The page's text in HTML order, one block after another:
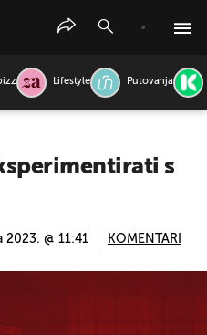
Lifestyle Putovanja
s
2023. @ 11:41 KOMENTARI